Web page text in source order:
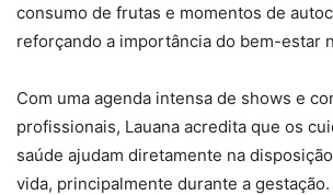
consumo de frutas e momentos de
reforçando a importância do bem-estar
Com uma agenda intensa de shows e
profissionais, Lauana acredita que os
saúde ajudam diretamente na
vida, principalmente durante a gestação.